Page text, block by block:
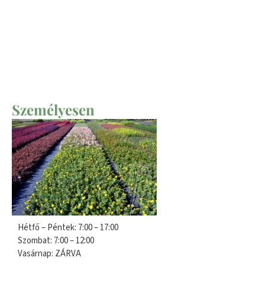
Személyesen
Hétfő – Péntek: 7:00 – 17:00
Szombat: 7:00 – 12:00
Vasárnap: ZÁRVA